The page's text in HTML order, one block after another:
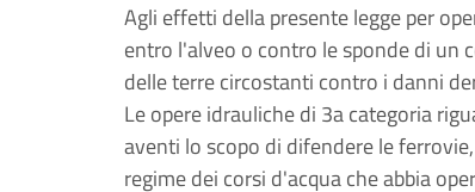
Agli effetti della presente legge per
entro l'alveo o contro le sponde di un
delle terre circostanti contro i danni
Le opere idrauliche di 3a categoria
aventi lo scopo di difendere le
regime dei corsi d'acqua che abbia